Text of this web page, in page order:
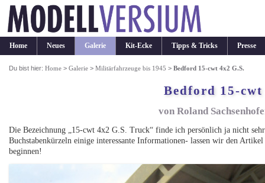
Home Neues Galerie Kit-Ecke Tipps & Tricks Presse
Du bist hier:Home >Galerie >Militärfahrzeuge bis 1945 >Bedford 15-cwt 4x2 G.S.
Bedford 15-cwt
von Roland
Die Bezeichnung „15-cwt 4x2 G.S. Truck“ finde ich persönlich ja nicht
Buchstabenkürzeln einige interessante Informationen- lassen wir den
beginnen!